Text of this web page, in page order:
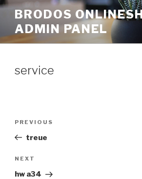
Skip
content
BRODOS
ADMIN PANEL
service
Previous
Post
PREVIOUS
treue
Next
Post
NEXT
hw a34